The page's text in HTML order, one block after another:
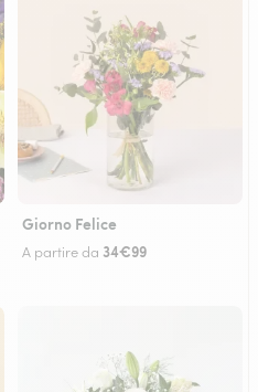
Giorno Felice
A partire da 34€99